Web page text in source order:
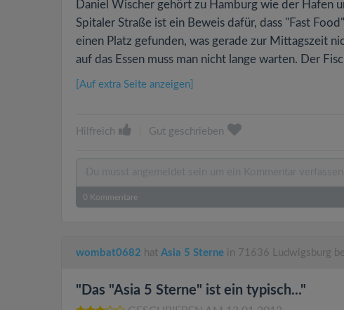
Daniel Wischer gehört zu Hamburg wie der Hafen
Spitaler Straße ist ein Beweis dafür, dass "Fast
einen Platz gefunden, was gerade zur Mittagszeit
auf das Essen muss man nicht lange warten. Der
[Auf extra Seite anzeigen]
Hilfreich Gut geschrieben
0 Kommentare
wombat0682 hat Asia 5 Sterne in 71636 Ludwigsburg
"Das "Asia 5 Sterne" ist ein typisch..."